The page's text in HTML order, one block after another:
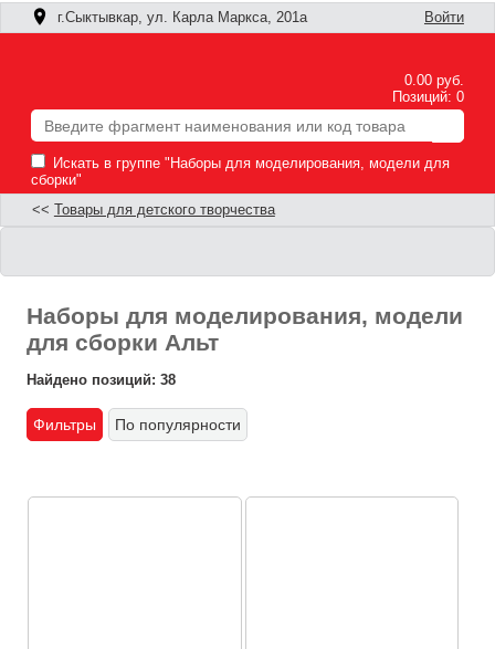
г.Сыктывкар, ул. Карла Маркса, 201а Войти
0.00 руб.
Позиций: 0
Искать в группе "Наборы для моделирования, модели для
сборки"
<< Товары для детского творчества
Наборы для моделирования, модели
для сборки Альт
Найдено позиций: 38
Фильтры По популярности